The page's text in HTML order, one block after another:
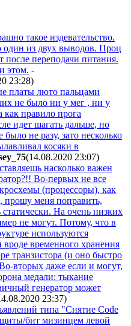
такое издевательство.
один из двух выводов. Проц
после переподачи питания.
этом. -
23:28)
платы люто пальцами
не было ни у мег , ни у
как правило прога
идет шагать дальше, но
не разу, зато несколько
косяки в
(14.08.2020 23:07)
насколько важен
Во-первых не все
(процессоры), как
прошу меня поправить,
статически. На очень низких
не могут. Потому, что в
используются
временного хранения
транзистора (и оно быстро
вторых даже если и могут,
медали: тыкание
генератор может
23:37)
типа "Снятие Code
бит мизинцем левой